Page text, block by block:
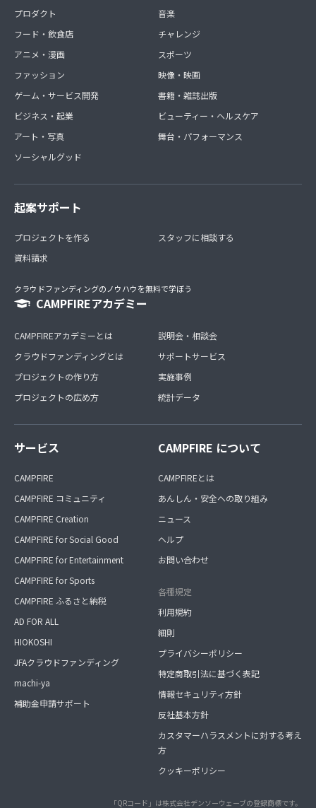
プロダクト
フード・飲食店
アニメ・漫画
ファッション
ゲーム・サービス開発
ビジネス・起業
アート・写真
ソーシャルグッド
音楽
チャレンジ
スポーツ
映像・映画
書籍・雑誌出版
ビューティー・ヘルスケア
舞台・パフォーマンス
起案サポート
プロジェクトを作る
資料請求
スタッフに相談する
クラウドファンディングのノウハウを無料で学ぼう
CAMPFIREアカデミー
CAMPFIREアカデミーとは
クラウドファンディングとは
プロジェクトの作り方
プロジェクトの広め方
説明会・相談会
サポートサービス
実施事例
統計データ
サービス
CAMPFIRE
CAMPFIRE コミュニティ
CAMPFIRE Creation
CAMPFIRE for Social Good
CAMPFIRE for Entertainment
CAMPFIRE for Sports
CAMPFIRE ふるさと納税
AD FOR ALL
HIOKOSHI
JFAクラウドファンディング
machi-ya
補助金申請サポート
CAMPFIRE について
CAMPFIREとは
あんしん・安全への取り組み
ニュース
ヘルプ
お問い合わせ
各種規定
利用規約
細則
プライバシーポリシー
特定商取引法に基づく表記
情報セキュリティ方針
反社基本方針
カスタマーハラスメントに対する考え
方
クッキーポリシー
「QRコード」は株式会社デンソーウェーブの登録商標です。